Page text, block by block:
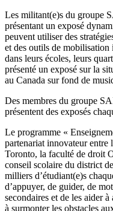
Les militant(e)s du groupe
présentant un exposé
peuvent utiliser des
et des outils de mobilisation
dans leurs écoles, leurs
présenté un exposé sur la
au Canada sur fond de
Des membres du groupe
présentent des exposés
Le programme «
partenariat innovateur entre
Toronto, la faculté de droit
conseil scolaire du district
milliers d’étudiant(e)s
d’appuyer, de guider, de
secondaires et de les aider
à surmonter les obstacles